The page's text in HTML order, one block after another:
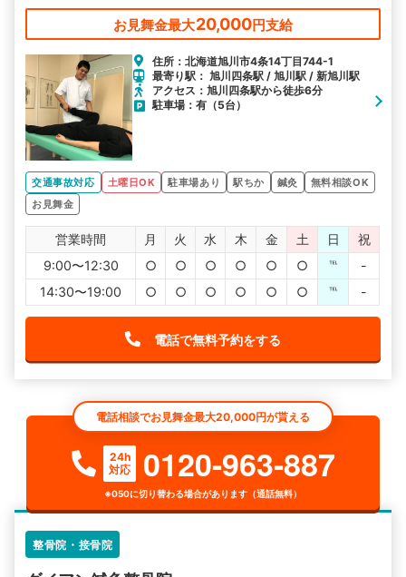
お見舞金最大20,000円支給
住所：北海道旭川市4条14丁目744-1
最寄り駅： 旭川四条駅 / 旭川駅 / 新旭川駅
アクセス：旭川四条駅から徒歩6分
駐車場：有（5台）
交通事故対応 土曜日OK 駐車場あり 駅ちか 鍼灸
無料相談OK
お見舞金
営業時間 月 火 水 木 金 土 日
祝
9:00〜12:30
○ ○ ○ ○ ○ ○ ℡
-
14:30〜19:00
○ ○ ○ ○ ○ ○ ℡ -
電話で無料予約をする
電話相談でお見舞金最大20,000円が貰える
24h
対応
0120-963-887
※050に切り替わる場合があります（通話無料）
整骨院・接骨院